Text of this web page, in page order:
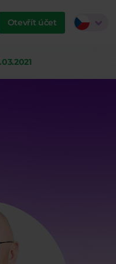
Otevřít účet